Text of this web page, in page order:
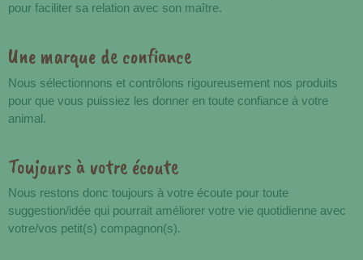
pour faciliter sa relation avec son maître.
Une marque de confiance
Nous sélectionnons et contrôlons rigoureusement nos produits
pour que vous puissiez les donner en toute confiance à votre
animal.
Toujours à votre écoute
Nous restons donc toujours à votre écoute pour toute
suggestion/idée qui pourrait améliorer votre vie quotidienne avec
votre/vos petit(s) compagnon(s).